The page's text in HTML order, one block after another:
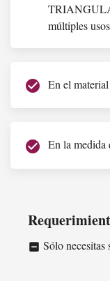
múltiples
check_circle En el
check_circle En la medida
indeterminate_check_box Sólo